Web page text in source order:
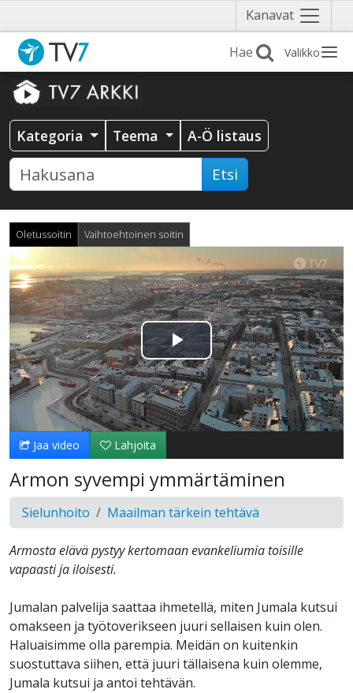
Kanavat Näytä
valikko
Valikko
Kategoria Teema A-Ö listaus
Etsi
Oletussoitin Vaihtoehtoinen soitin
Toista
Video
Jaa video Lahjoita
Armon syvempi ymmärtäminen
Sielunhoito Maailman tärkein tehtävä
Armosta elävä pystyy kertomaan evankeliumia toisille
vapaasti ja iloisesti.
Jumalan palvelija saattaa ihmetellä, miten Jumala kutsui
omakseen ja työtoverikseen juuri sellaisen kuin olen.
Haluaisimme olla parempia. Meidän on kuitenkin
suostuttava siihen, että juuri tällaisena kuin olemme,
Jumala kutsui ja antoi tehtävän.